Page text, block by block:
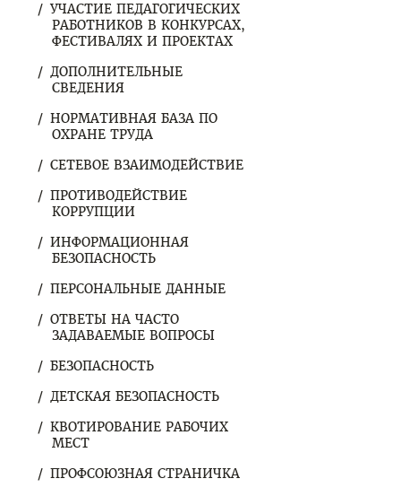
УЧАСТИЕ ПЕДАГОГИЧЕСКИХ
РАБОТНИКОВ В КОНКУРСАХ,
ФЕСТИВАЛЯХ И ПРОЕКТАХ
ДОПОЛНИТЕЛЬНЫЕ
СВЕДЕНИЯ
НОРМАТИВНАЯ БАЗА ПО
ОХРАНЕ ТРУДА
СЕТЕВОЕ ВЗАИМОДЕЙСТВИЕ
ПРОТИВОДЕЙСТВИЕ
КОРРУПЦИИ
ИНФОРМАЦИОННАЯ
БЕЗОПАСНОСТЬ
ПЕРСОНАЛЬНЫЕ ДАННЫЕ
ОТВЕТЫ НА ЧАСТО
ЗАДАВАЕМЫЕ ВОПРОСЫ
БЕЗОПАСНОСТЬ
ДЕТСКАЯ БЕЗОПАСНОСТЬ
КВОТИРОВАНИЕ РАБОЧИХ
МЕСТ
ПРОФСОЮЗНАЯ СТРАНИЧКА